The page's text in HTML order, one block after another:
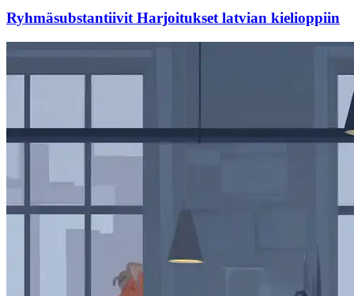
Ryhmäsubstantiivit Harjoitukset latvian kielioppiin